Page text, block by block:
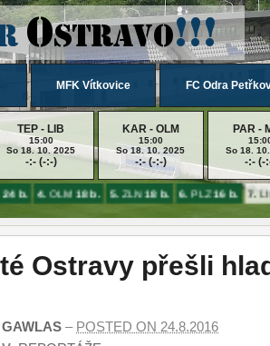
MFK Vítkovice FC Odra
TEP - LIB
15:00
So 18. 10. 2025
-:- (-:-)
KAR - OLM
15:00
So 18. 10. 2025
-:- (-:-)
PAR -
So 18.
-:- (-
b. 4.OLM18 b. 5.ZLN18 b. 6.PLZ16 b. 7.
Ostravy přešli
GAWLAS – POSTED ON 24.8.2016